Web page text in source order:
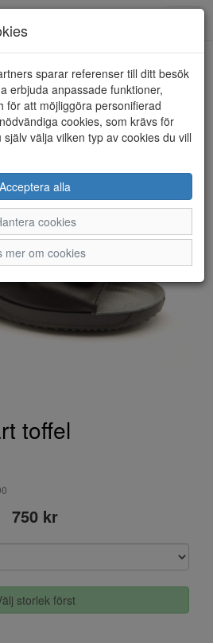
toffel
750 kr
storlek först
sparar referenser till ditt besök
erbjuda anpassade funktioner,
för att möjliggöra personifierad
cookies, som krävs för
välja vilken typ av cookies du vill
Acceptera alla
cookies
mer om cookies